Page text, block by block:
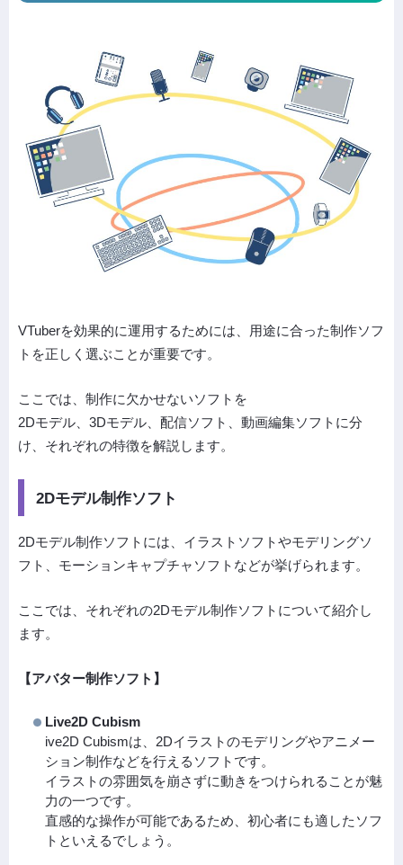
VTuberを効果的に運用するためには、用途に合った制作ソフ
トを正しく選ぶことが重要です。
ここでは、制作に欠かせないソフトを
2Dモデル、3Dモデル、配信ソフト、動画編集ソフトに分
け、それぞれの特徴を解説します。
2Dモデル制作ソフト
2Dモデル制作ソフトには、イラストソフトやモデリングソ
フト、モーションキャプチャソフトなどが挙げられます。
ここでは、それぞれの2Dモデル制作ソフトについて紹介し
ます。
【アバター制作ソフト】
Live2D Cubism
ive2D Cubismは、2Dイラストのモデリングやアニメー
ション制作などを行えるソフトです。
イラストの雰囲気を崩さずに動きをつけられることが魅
力の一つです。
直感的な操作が可能であるため、初心者にも適したソフ
トといえるでしょう。